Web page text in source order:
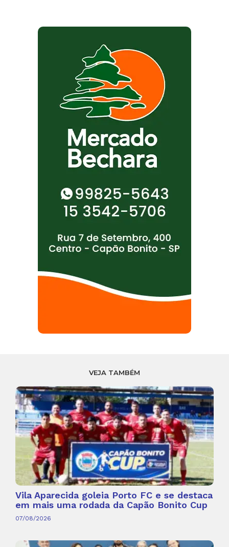
VEJA TAMBÉM
Vila Aparecida goleia Porto FC e se destaca
em mais uma rodada da Capão Bonito Cup
07/08/2026